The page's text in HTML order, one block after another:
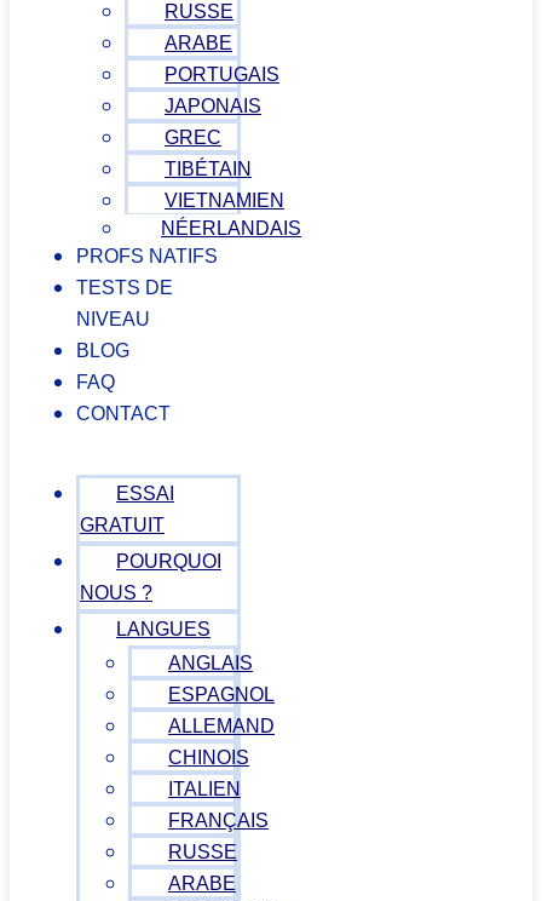
RUSSE
ARABE
PORTUGAIS
JAPONAIS
GREC
TIBÉTAIN
VIETNAMIEN
NÉERLANDAIS
PROFS NATIFS
TESTS DE
NIVEAU
BLOG
FAQ
CONTACT
ESSAI
GRATUIT
POURQUOI
NOUS ?
LANGUES
ANGLAIS
ESPAGNOL
ALLEMAND
CHINOIS
ITALIEN
FRANÇAIS
RUSSE
ARABE